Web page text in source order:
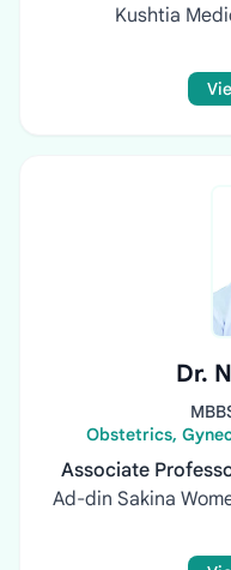
Kushtia
Dr.
Obstetrics,
Associate
Ad-din Sakina